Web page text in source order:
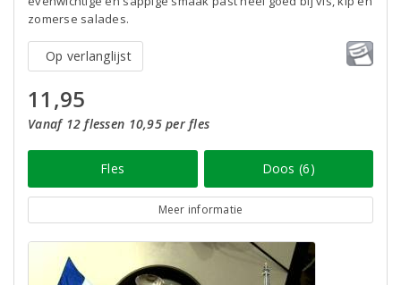
zomerse salades.
Op verlanglijst
11,95
Vanaf 12 flessen 10,95 per fles
Fles Doos (6)
Meer informatie